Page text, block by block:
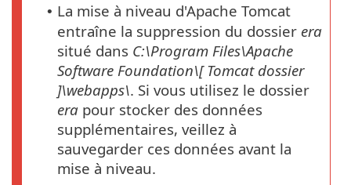
• La mise à niveau d'Apache Tomcat
entraîne la suppression du dossier era
situé dans C:\Program Files\Apache
Software Foundation\[ Tomcatdossier
]\webapps\. Si vous utilisez le dossier
era pour stocker des données
supplémentaires, veillez à
sauvegarder ces données avant la
mise à niveau.